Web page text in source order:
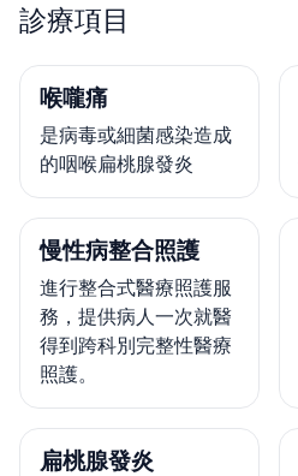
診療項目
喉嚨痛
是病毒或細菌感染造成
的咽喉扁桃腺發炎
慢性病整合照護
進行整合式醫療照護服
務，提供病人一次就醫
得到跨科別完整性醫療
照護。
扁桃腺發炎